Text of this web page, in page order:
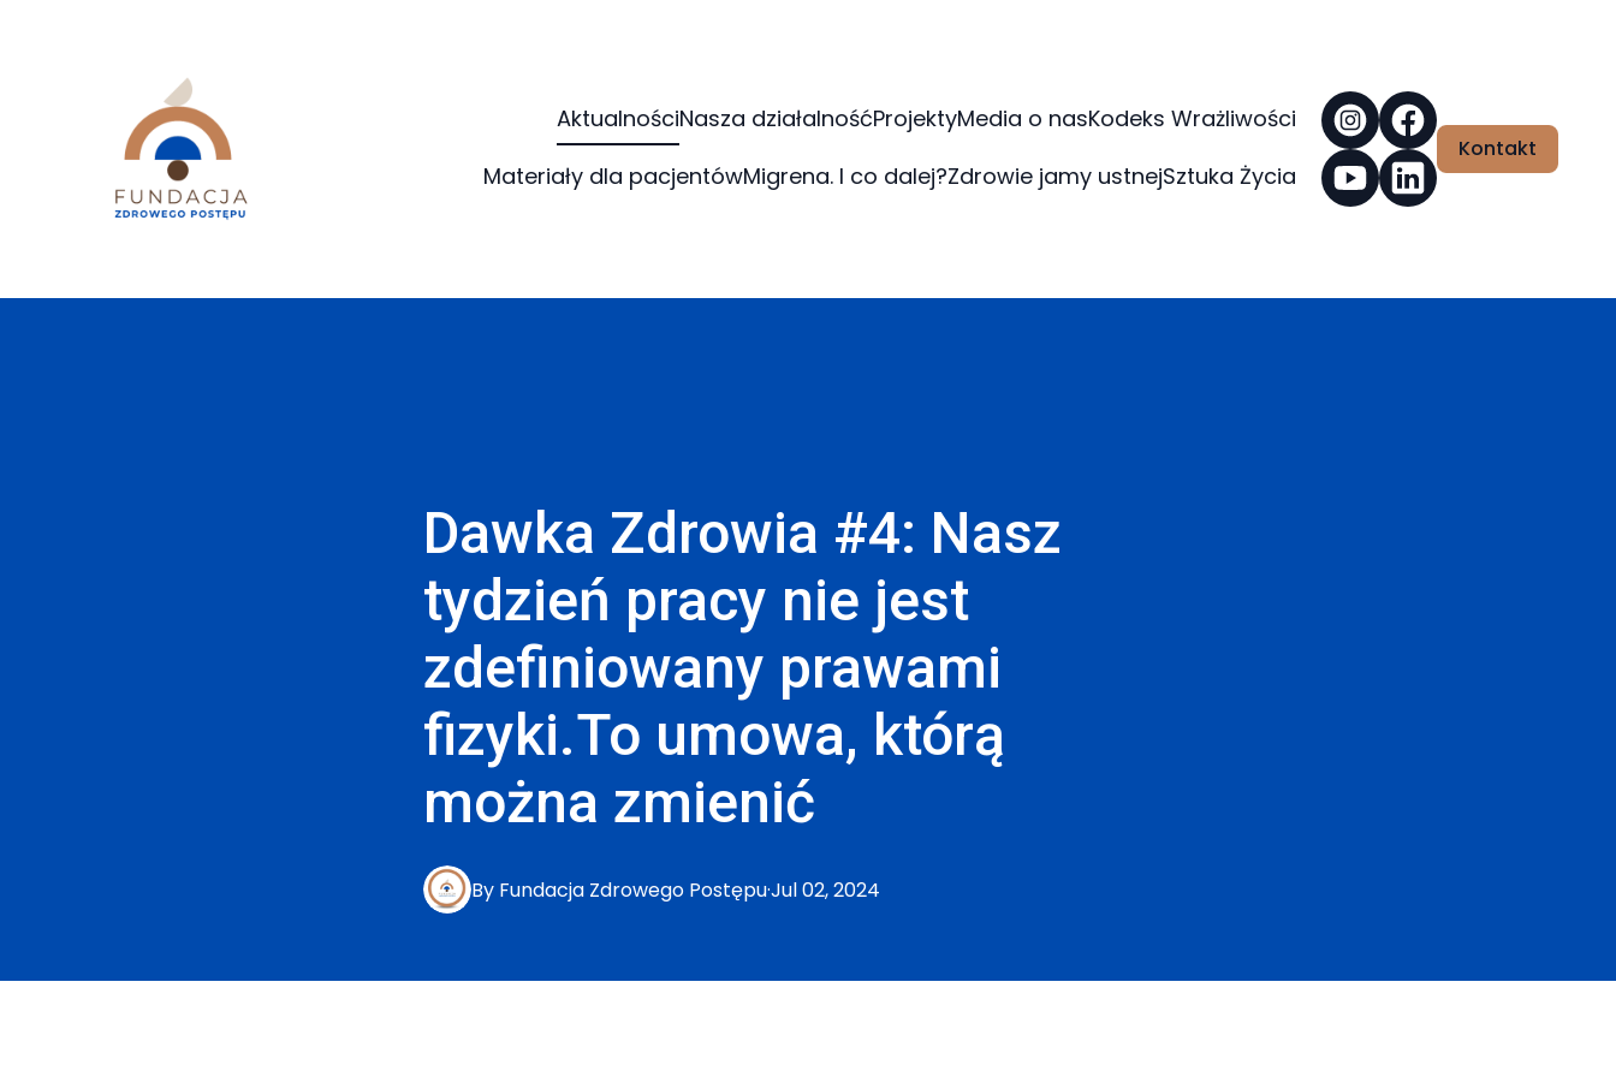
AktualnościNasza działalnośćProjektyMedia o nasKodeks Wrażliwości
Materiały dla pacjentówMigrena. I co dalej?Zdrowie jamy ustnejSztuka Życia
Kontakt
Dawka Zdrowia #4: Nasz
tydzień pracy nie jest
zdefiniowany prawami
fizyki.To umowa, którą
można zmienić
Jul 02, 2024
·
By Fundacja Zdrowego Postępu